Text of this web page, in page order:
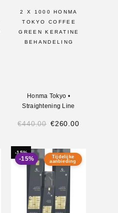
2 X 1000 HONMA
TOKYO COFFEE
GREEN KERATINE
BEHANDELING
Honma Tokyo •
Straightening Line
€440.00 €260.00
-15%
Tijdelijke
aanbieding
-15%